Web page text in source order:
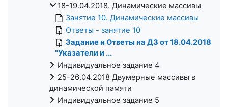
18-19.04.2018. Динамические массивы
Занятие 10. Динамические массивы
Ответы - занятие 10
Задание и Ответы на ДЗ от 18.04.2018
"Указатели и ...
Индивидуальное задание 4
25-26.04.2018 Двумерные массивы в
динамической памяти
Индивидуальное задание 5